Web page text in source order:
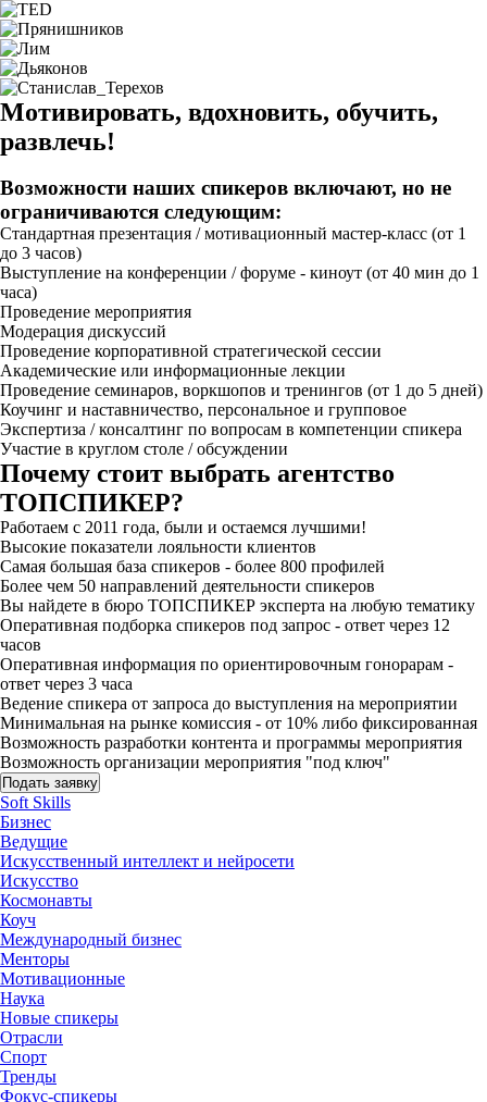
Мотивировать, вдохновить, обучить,
развлечь!
Возможности наших спикеров включают, но не
ограничиваются следующим:
Стандартная презентация / мотивационный мастер-класс (от 1
до 3 часов)
Выступление на конференции / форуме - киноут (от 40 мин до 1
часа)
Проведение мероприятия
Модерация дискуссий
Проведение корпоративной стратегической сессии
Академические или информационные лекции
Проведение семинаров, воркшопов и тренингов (от 1 до 5 дней)
Коучинг и наставничество, персональное и групповое
Экспертиза / консалтинг по вопросам в компетенции спикера
Участие в круглом столе / обсуждении
Почему стоит выбрать агентство
ТОПСПИКЕР?
Работаем с 2011 года, были и остаемся лучшими!
Высокие показатели лояльности клиентов
Самая большая база спикеров - более 800 профилей
Более чем 50 направлений деятельности спикеров
Вы найдете в бюро ТОПСПИКЕР эксперта на любую тематику
Оперативная подборка спикеров под запрос - ответ через 12
часов
Оперативная информация по ориентировочным гонорарам -
ответ через 3 часа
Ведение спикера от запроса до выступления на мероприятии
Минимальная на рынке комиссия - от 10% либо фиксированная
Возможность разработки контента и программы мероприятия
Возможность организации мероприятия "под ключ"
Подать заявку
Soft Skills
Бизнес
Ведущие
Искусственный интеллект и нейросети
Искусство
Космонавты
Коуч
Международный бизнес
Менторы
Мотивационные
Наука
Новые спикеры
Отрасли
Спорт
Тренды
Фокус-спикеры